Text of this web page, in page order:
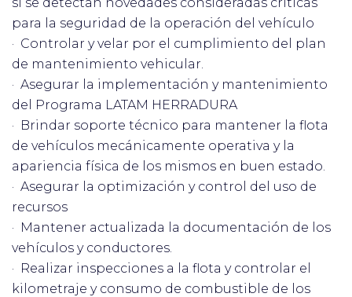
para la seguridad de la operación del vehículo
· Controlar y velar por el cumplimiento del plan
de mantenimiento vehicular.
· Asegurar la implementación y mantenimiento
del Programa LATAM HERRADURA
· Brindar soporte técnico para mantener la flota
de vehículos mecánicamente operativa y la
apariencia física de los mismos en buen estado.
· Asegurar la optimización y control del uso de
recursos
· Mantener actualizada la documentación de los
vehículos y conductores.
· Realizar inspecciones a la flota y controlar el
kilometraje y consumo de combustible de los